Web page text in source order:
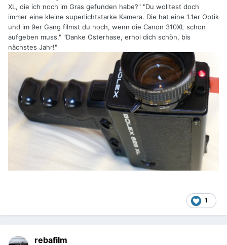
XL, die ich noch im Gras gefunden habe?" "Du wolltest doch
immer eine kleine superlichtstarke Kamera. Die hat eine 1.1er Optik
und im 9er Gang filmst du noch, wenn die Canon 310XL schon
aufgeben muss." "Danke Osterhase, erhol dich schön, bis
nächstes Jahr!"
1
rebafilm